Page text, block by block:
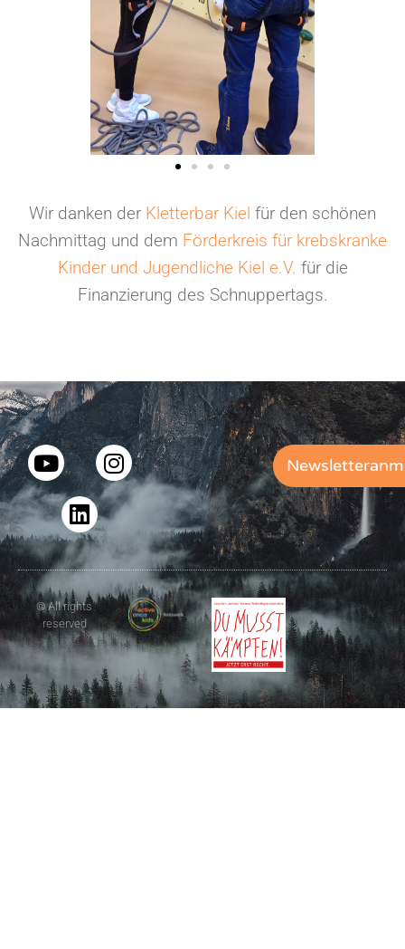
Wir danken der Kletterbar Kiel für den schönen
Nachmittag und dem Förderkreis für krebskranke
Kinder und Jugendliche Kiel e.V. für die
Finanzierung des Schnuppertags.
© All rights
reserved